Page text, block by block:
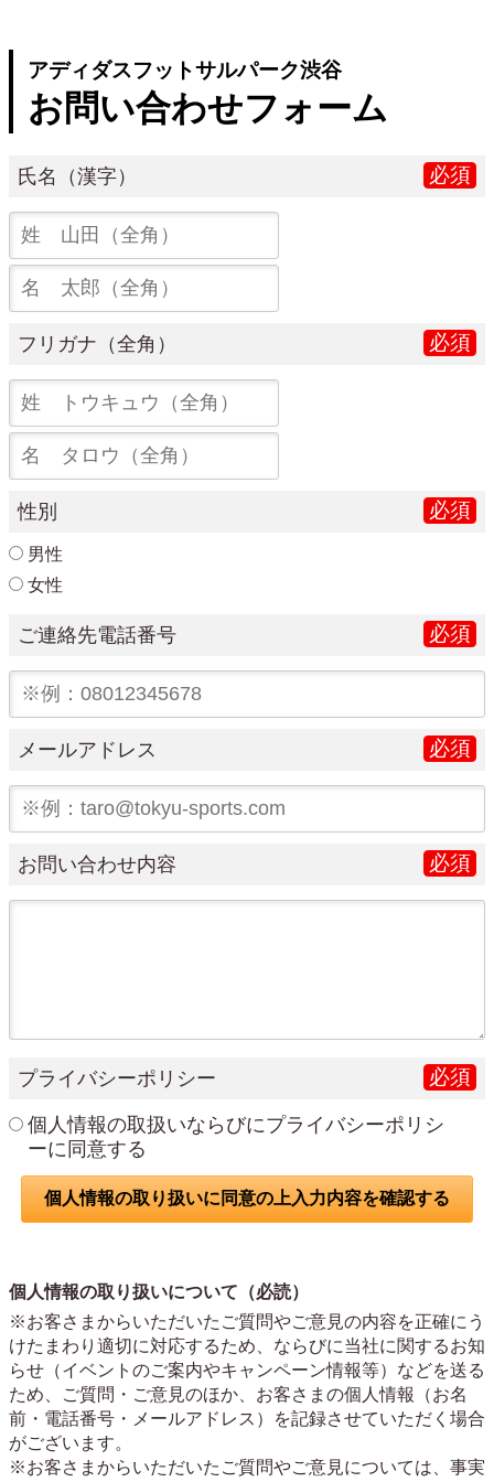
アディダスフットサルパーク渋谷
お問い合わせフォーム
氏名（漢字） 必須
フリガナ（全角） 必須
性別 必須
男性
女性
ご連絡先電話番号 必須
メールアドレス 必須
お問い合わせ内容 必須
プライバシーポリシー 必須
個人情報の取扱いならびにプライバシーポリシ
ーに同意する
個人情報の取り扱いについて（必読）
※お客さまからいただいたご質問やご意見の内容を正確にう
けたまわり適切に対応するため、ならびに当社に関するお知
らせ（イベントのご案内やキャンペーン情報等）などを送る
ため、ご質問・ご意見のほか、お客さまの個人情報（お名
前・電話番号・メールアドレス）を記録させていただく場合
がございます。
※お客さまからいただいたご質問やご意見については、事実